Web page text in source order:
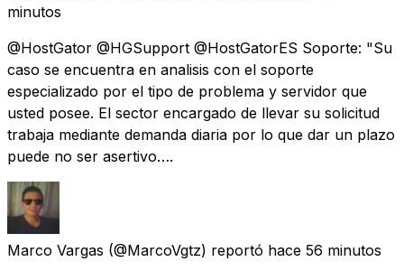
minutos
@HostGator @HGSupport @HostGatorES Soporte: "Su
caso se encuentra en analisis con el soporte
especializado por el tipo de problema y servidor que
usted posee. El sector encargado de llevar su solicitud
trabaja mediante demanda diaria por lo que dar un plazo
puede no ser asertivo….
Marco Vargas (@MarcoVgtz) reportó hace 56 minutos